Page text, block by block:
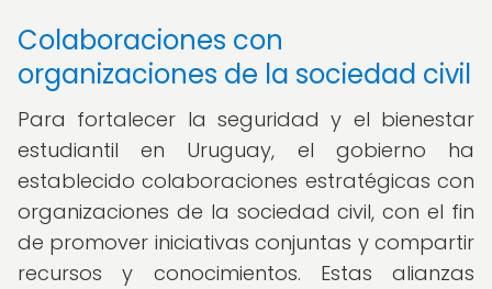
Colaboraciones con
organizaciones de la sociedad civil
Para fortalecer la seguridad y el bienestar
estudiantil en Uruguay, el gobierno ha
establecido colaboraciones estratégicas con
organizaciones de la sociedad civil, con el fin
de promover iniciativas conjuntas y compartir
recursos y conocimientos. Estas alianzas